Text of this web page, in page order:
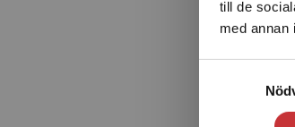
till de
med annan